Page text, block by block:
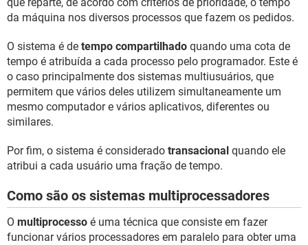
que reparte, de acordo com critérios de prioridade, o tempo
da máquina nos diversos processos que fazem os pedidos.
O sistema é de tempo compartilhado quando uma cota de
tempo é atribuída a cada processo pelo programador. Este é
o caso principalmente dos sistemas multiusuários, que
permitem que vários deles utilizem simultaneamente um
mesmo computador e vários aplicativos, diferentes ou
similares.
Por fim, o sistema é considerado transacional quando ele
atribui a cada usuário uma fração de tempo.
Como são os sistemas multiprocessadores
O multiprocesso é uma técnica que consiste em fazer
funcionar vários processadores em paralelo para obter uma